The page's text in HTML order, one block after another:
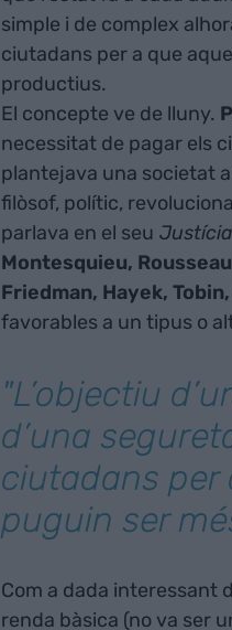
simple i de complex
ciutadans per a que
productius.
El concepte ve de lluny.
necessitat de pagar els
plantejava una societat
filòsof, polític,
parlava en el seu
Montesquieu, Rousseau
Friedman, Hayek,
favorables a un tipus o
"L’objectiu
d’una
ciutadans per
puguin ser
Com a dada interessant
renda bàsica (no va ser